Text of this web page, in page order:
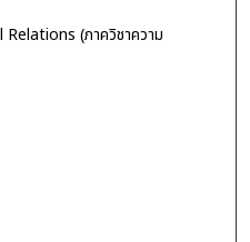
(ภาควิชาความ